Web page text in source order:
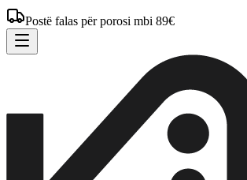
Postë falas për porosi mbi 89€